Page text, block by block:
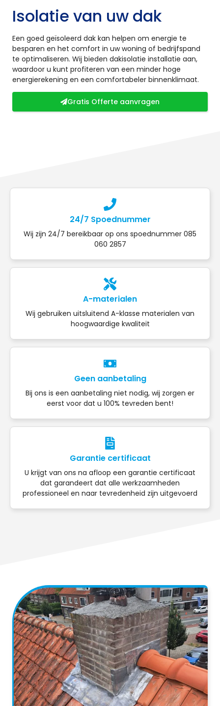
Isolatie van uw dak
Een goed geïsoleerd dak kan helpen om energie te
besparen en het comfort in uw woning of bedrijfspand
te optimaliseren. Wij bieden dakisolatie installatie aan,
waardoor u kunt profiteren van een minder hoge
energierekening en een comfortabeler binnenklimaat.
Gratis Offerte aanvragen
24/7 Spoednummer
Wij zijn 24/7 bereikbaar op ons spoednummer 085
060 2857
A-materialen
Wij gebruiken uitsluitend A-klasse materialen van
hoogwaardige kwaliteit
Geen aanbetaling
Bij ons is een aanbetaling niet nodig, wij zorgen er
eerst voor dat u 100% tevreden bent!
Garantie certificaat
U krijgt van ons na afloop een garantie certificaat
dat garandeert dat alle werkzaamheden
professioneel en naar tevredenheid zijn uitgevoerd